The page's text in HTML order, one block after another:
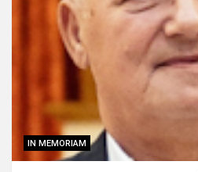
IN MEMORIAM